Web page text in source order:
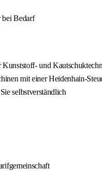
bei Bedarf
und
mit einer Heidenhain-
selbstverständlich